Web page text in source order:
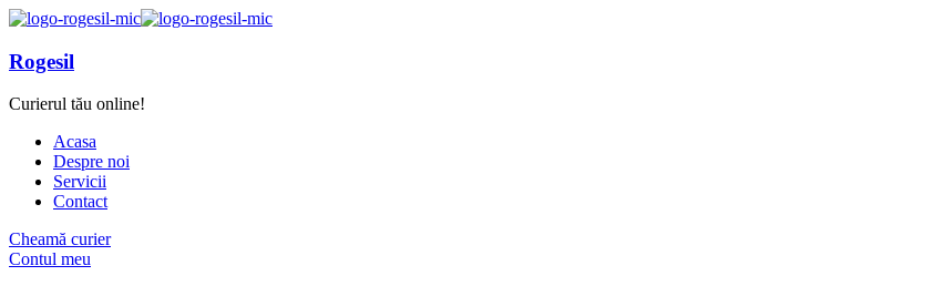
Rogesil
Curierul tău online!
Acasa
Despre noi
Servicii
Contact
Cheamă curier
Contul meu